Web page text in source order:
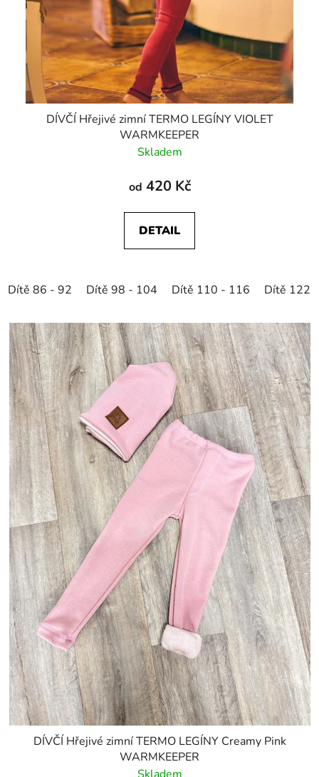
DÍVČÍ Hřejivé zimní TERMO LEGÍNY VIOLET
WARMKEEPER
Skladem
od 420 Kč
DETAIL
Dítě 86 - 92 Dítě 98 - 104 Dítě 110 - 116 Dítě 122
DÍVČÍ Hřejivé zimní TERMO LEGÍNY Creamy Pink
WARMKEEPER